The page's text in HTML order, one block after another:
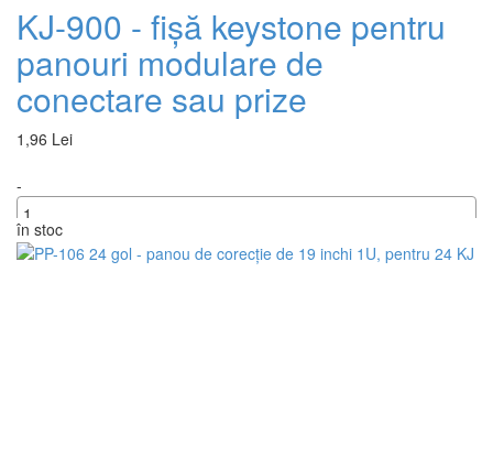
KJ-900 - fișă keystone pentru
panouri modulare de
conectare sau prize
1,96 Lei
-
+
în stoc